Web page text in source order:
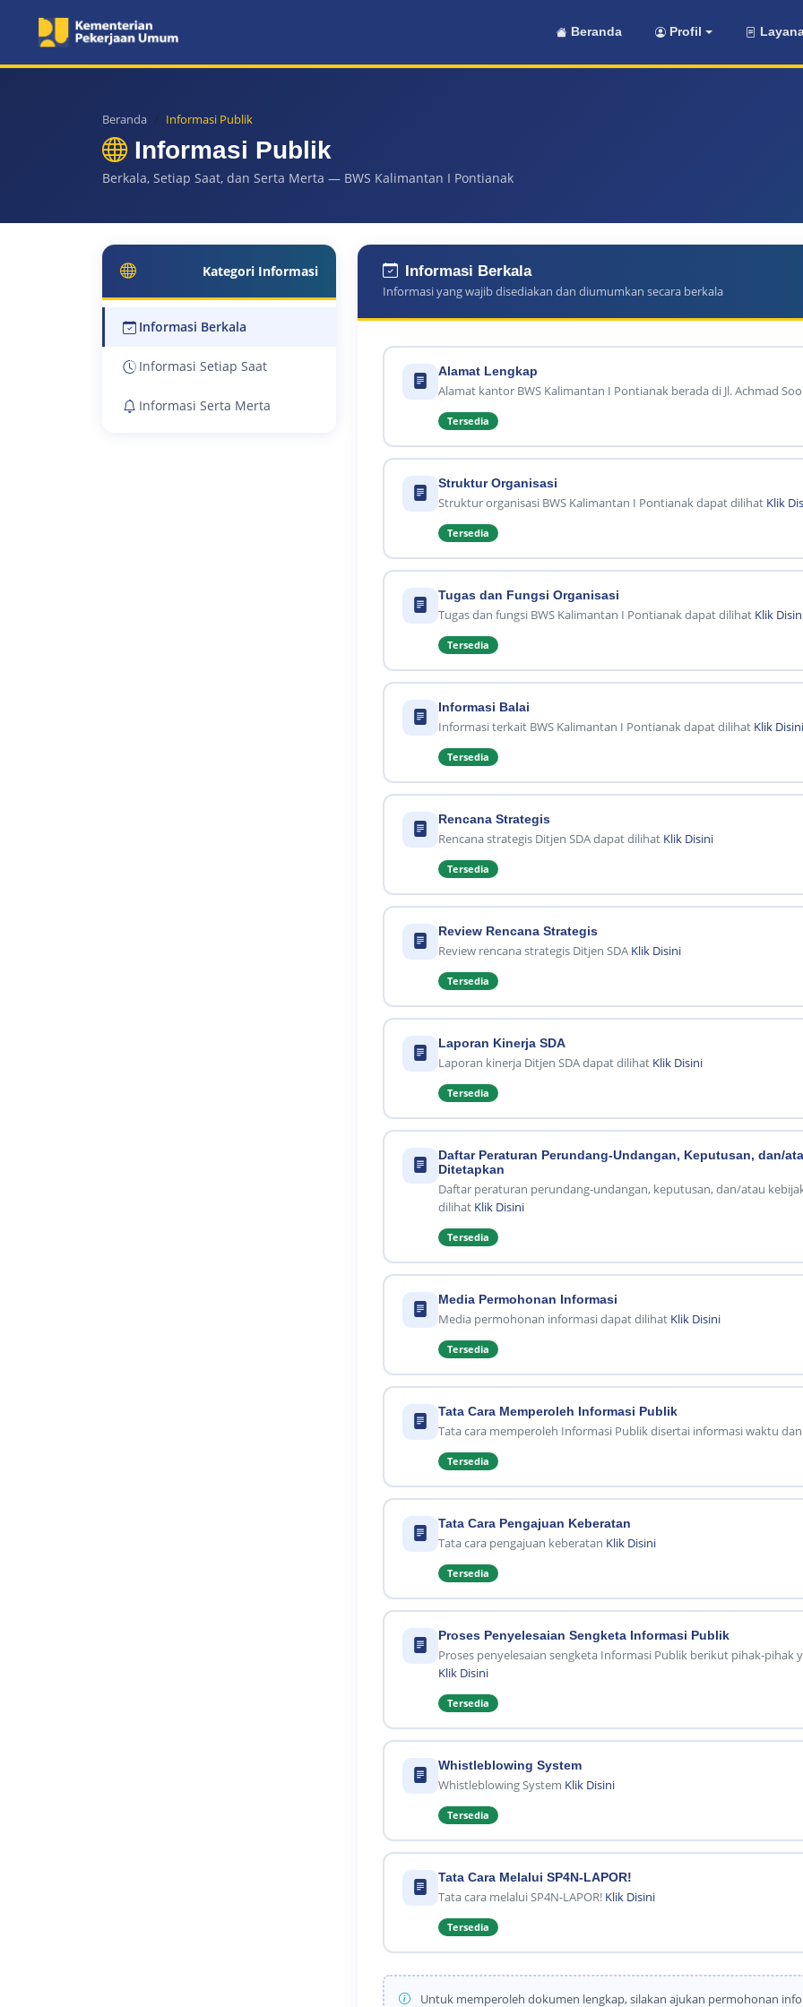
Beranda Profil
Beranda Informasi Publik
Informasi Publik
Berkala, Setiap Saat, dan Serta Merta — BWS Kalimantan I Pontianak
Kategori Informasi
Informasi Berkala
Informasi Setiap Saat
Informasi Serta Merta
Informasi Berkala
Informasi yang wajib disediakan dan diumumkan secara berkala
Alamat Lengkap
Alamat kantor BWS Kalimantan I Pontianak berada di Jl. Achmad
Tersedia
Struktur Organisasi
Struktur organisasi BWS Kalimantan I Pontianak dapat dilihat Klik
Tersedia
Tugas dan Fungsi Organisasi
Tugas dan fungsi BWS Kalimantan I Pontianak dapat dilihat Klik
Tersedia
Informasi Balai
Informasi terkait BWS Kalimantan I Pontianak dapat dilihat Klik Disini
Tersedia
Rencana Strategis
Rencana strategis Ditjen SDA dapat dilihat Klik Disini
Tersedia
Review Rencana Strategis
Review rencana strategis Ditjen SDA Klik Disini
Tersedia
Laporan Kinerja SDA
Laporan kinerja Ditjen SDA dapat dilihat Klik Disini
Tersedia
Daftar Peraturan Perundang-Undangan, Keputusan, dan/
Ditetapkan
Daftar peraturan perundang-undangan, keputusan, dan/atau
dilihat Klik Disini
Tersedia
Media Permohonan Informasi
Media permohonan informasi dapat dilihat Klik Disini
Tersedia
Tata Cara Memperoleh Informasi Publik
Tata cara memperoleh Informasi Publik disertai informasi waktu
Tersedia
Tata Cara Pengajuan Keberatan
Tata cara pengajuan keberatan Klik Disini
Tersedia
Proses Penyelesaian Sengketa Informasi Publik
Proses penyelesaian sengketa Informasi Publik berikut pihak-
Klik Disini
Tersedia
Whistleblowing System
Whistleblowing System Klik Disini
Tersedia
Tata Cara Melalui SP4N-LAPOR!
Tata cara melalui SP4N-LAPOR! Klik Disini
Tersedia
Untuk memperoleh dokumen lengkap, silakan ajukan permohonan